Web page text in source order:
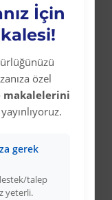
İçin
özel
makalelerini
gerek
talep
yeterli.